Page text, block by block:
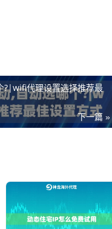
?|wifi代理设置选择推荐最
下一篇 »